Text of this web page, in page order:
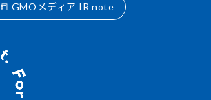
📒 GMOメディア IR note